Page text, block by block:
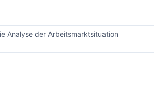
Analyse der Arbeitsmarktsituation